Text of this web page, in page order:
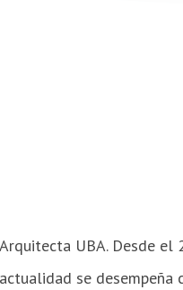
Arquitecta UBA. Desde
actualidad se desempeña